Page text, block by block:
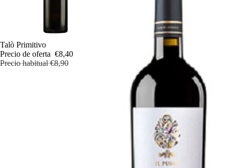
Oferta
Talò Primitivo
Precio de oferta €8,40
Precio habitual€8,90